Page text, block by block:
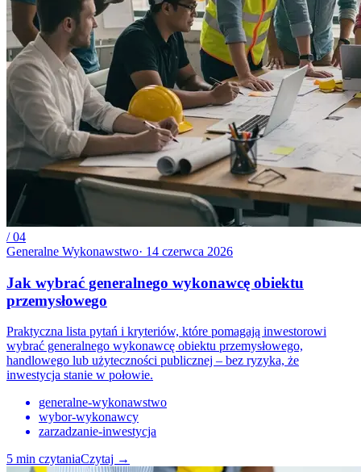
/04
Generalne Wykonawstwo· 14 czerwca 2026
Jak wybrać generalnego wykonawcę obiektu
przemysłowego
Praktyczna lista pytań i kryteriów, które pomagają inwestorowi
wybrać generalnego wykonawcę obiektu przemysłowego,
handlowego lub użyteczności publicznej – bez ryzyka, że
inwestycja stanie w połowie.
generalne-wykonawstwo
wybor-wykonawcy
zarzadzanie-inwestycja
5 min czytaniaCzytaj →